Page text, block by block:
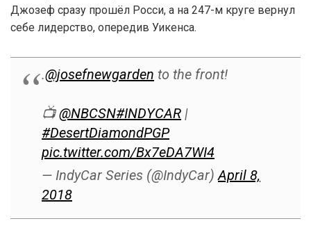
Джозеф сразу прошёл Росси, а на 247-м круге вернул
себе лидерство, опередив Уикенса.
.@josefnewgarden to the front!
📺@NBCSN#INDYCAR |
#DesertDiamondPGP
pic.twitter.com/Bx7eDA7WI4
— IndyCar Series (@IndyCar) April 8,
2018